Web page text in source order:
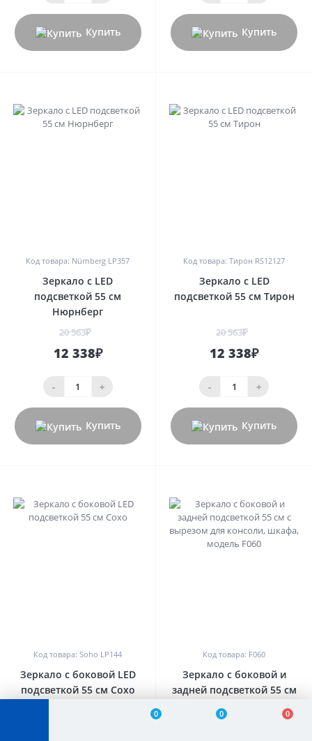
0 0 0
Купить Купить
Код товара: Nürnberg LP357
Зеркало с LED
подсветкой 55 см
Нюрнберг
20 563₽
12 338₽
- +
Купить
Код товара: Тирон RS12127
Зеркало с LED
подсветкой 55 см Тирон
20 563₽
12 338₽
- +
Купить
Код товара: Soho LP144
Зеркало с боковой LED
подсветкой 55 см Сохо
Код товара: F060
Зеркало с боковой и
задней подсветкой 55 см
с вырезом для консоли,
шкафа, модель F060